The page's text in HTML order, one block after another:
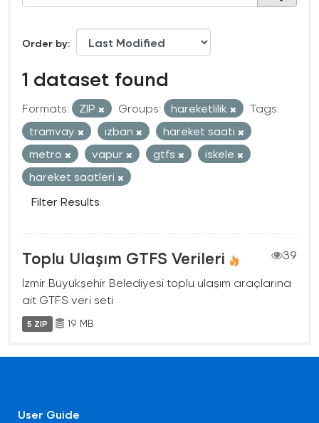
Order by
1 dataset found
Formats: ZIP Groups: hareketlilik
Tags:
tramvay
izban
hareket saati
metro
vapur gtfs
iskele
hareket saatleri
Filter Results
Toplu Ulaşım GTFS Verileri
39
İzmir Büyükşehir Belediyesi toplu ulaşım araçlarına
ait GTFS veri seti
5 ZIP 19 MB
User Guide